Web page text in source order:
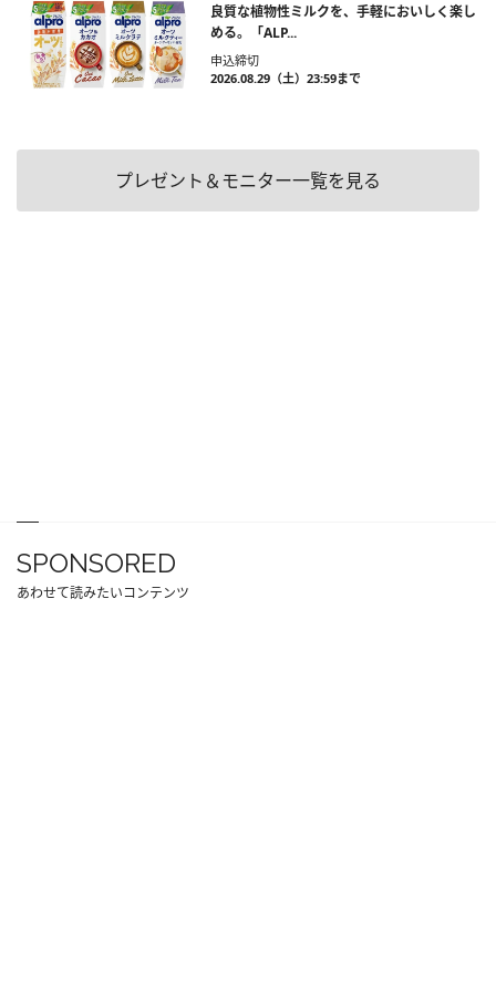
良質な植物性ミルクを、手軽においしく楽し
める。「ALP...
申込締切
2026.08.29（土）23:59まで
プレゼント＆モニター一覧を見る
SPONSORED
あわせて読みたいコンテンツ